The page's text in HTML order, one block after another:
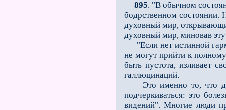
895. "В обычном
бодрственном состоянии.
духовный мир,
духовный мир, миновав
"Если нет истинной
не могут прийти к
быть пустота, изливает
галлюцинаций.
Это именно то, что
подчеркиваться: это
видений". Многие люди